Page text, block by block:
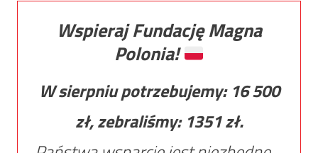
Wspieraj Fundację Magna
Polonia!
W sierpniu potrzebujemy: 16 500
zł, zebraliśmy: 1351zł.